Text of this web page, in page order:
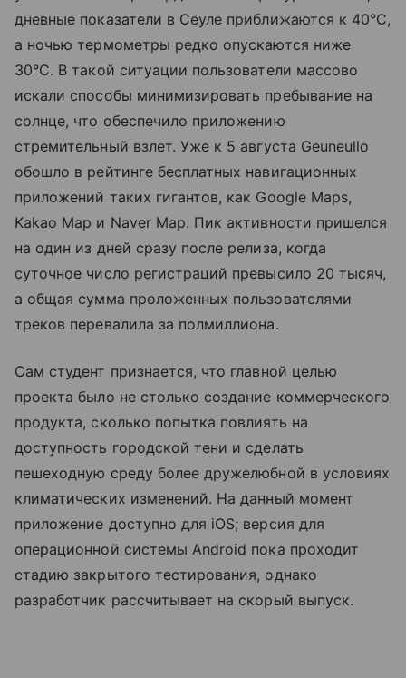
дневные показатели в Сеуле приближаются к 40°C,
а ночью термометры редко опускаются ниже
30°C. В такой ситуации пользователи массово
искали способы минимизировать пребывание на
солнце, что обеспечило приложению
стремительный взлет. Уже к 5 августа Geuneullo
обошло в рейтинге бесплатных навигационных
приложений таких гигантов, как Google Maps,
Kakao Map и Naver Map. Пик активности пришелся
на один из дней сразу после релиза, когда
суточное число регистраций превысило 20 тысяч,
а общая сумма проложенных пользователями
треков перевалила за полмиллиона.
Сам студент признается, что главной целью
проекта было не столько создание коммерческого
продукта, сколько попытка повлиять на
доступность городской тени и сделать
пешеходную среду более дружелюбной в условиях
климатических изменений. На данный момент
приложение доступно для iOS; версия для
операционной системы Android пока проходит
стадию закрытого тестирования, однако
разработчик рассчитывает на скорый выпуск.